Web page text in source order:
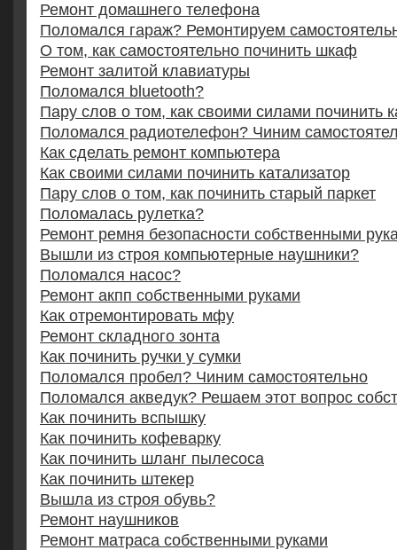
Ремонт домашнего телефона
Поломался гараж? Ремонтируем
О том, как самостоятельно починить шкаф
Ремонт залитой клавиатуры
Поломался bluetooth?
Пару слов о том, как своими силами починить
Поломался радиотелефон? Чиним
Как сделать ремонт компьютера
Как своими силами починить катализатор
Пару слов о том, как починить старый паркет
Поломалась рулетка?
Ремонт ремня безопасности собственными
Вышли из строя компьютерные наушники?
Поломался насос?
Ремонт акпп собственными руками
Как отремонтировать мфу
Ремонт складного зонта
Как починить ручки у сумки
Поломался пробел? Чиним самостоятельно
Поломался акведук? Решаем этот вопрос
Как починить вспышку
Как починить кофеварку
Как починить шланг пылесоса
Как починить штекер
Вышла из строя обувь?
Ремонт наушников
Ремонт матраса собственными руками